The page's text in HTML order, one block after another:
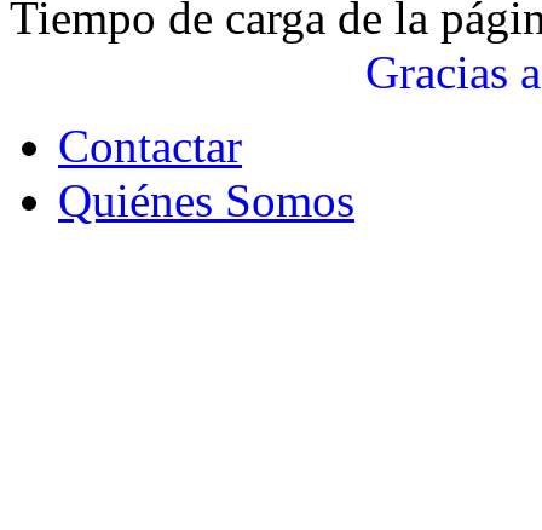
Tiempo de carga de la
Gracias a
Contactar
Quiénes Somos